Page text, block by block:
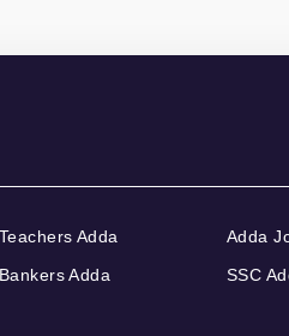
Teachers Adda
Bankers Adda
Adda
SSC